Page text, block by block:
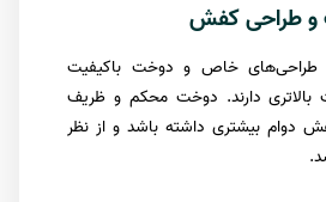
طراحی‌های خاص و دوخت باکیفیت
بالاتری دارند. دوخت محکم و ظریف
دوام بیشتری داشته باشد و از نظر